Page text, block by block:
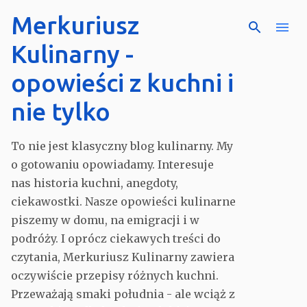
Merkuriusz
Kulinarny -
opowieści z kuchni i
nie tylko
To nie jest klasyczny blog kulinarny. My
o gotowaniu opowiadamy. Interesuje
nas historia kuchni, anegdoty,
ciekawostki. Nasze opowieści kulinarne
piszemy w domu, na emigracji i w
podróży. I oprócz ciekawych treści do
czytania, Merkuriusz Kulinarny zawiera
oczywiście przepisy różnych kuchni.
Przeważają smaki południa - ale wciąż z